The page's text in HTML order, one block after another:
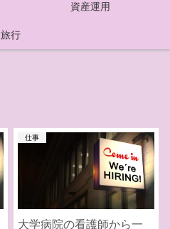
資産運用
旅行
仕事
大学病院の看護師から一